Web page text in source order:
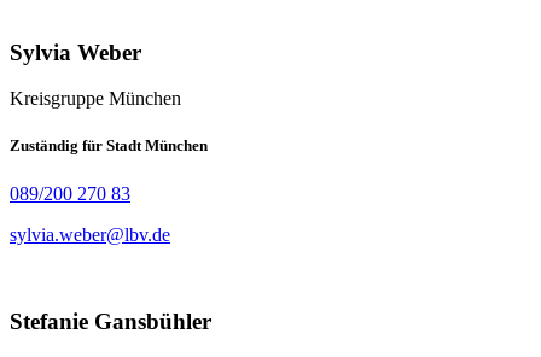
Sylvia Weber
Kreisgruppe München
Zuständig für Stadt München
089/200 270 83
sylvia.weber@lbv.de
Stefanie Gansbühler